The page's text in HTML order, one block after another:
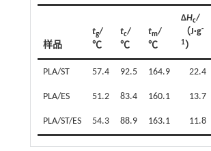
样品
tg/
℃
tc/
℃
tm/
℃
∆Hc/
（J·g-
1）
PLA/ST 57.4 92.5 164.9 22.4
PLA/ES 51.2 83.4 160.1 13.7
PLA/ST/ES 54.3 88.9 163.1 11.8